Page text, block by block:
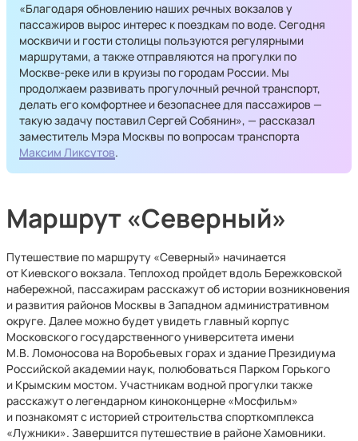
«Благодаря обновлению наших речных вокзалов у
пассажиров вырос интерес к поездкам по воде. Сегодня
москвичи и гости столицы пользуются регулярными
маршрутами, а также отправляются на прогулки по
Москве-реке или в круизы по городам России. Мы
продолжаем развивать прогулочный речной транспорт,
делать его комфортнее и безопаснее для пассажиров —
такую задачу поставил Сергей Собянин», — рассказал
заместитель Мэра Москвы по вопросам транспорта
Максим Ликсутов.
Маршрут «Северный»
Путешествие по маршруту «Северный» начинается
от Киевского вокзала. Теплоход пройдет вдоль Бережковской
набережной, пассажирам расскажут об истории возникновения
и развития районов Москвы в Западном административном
округе. Далее можно будет увидеть главный корпус
Московского государственного университета имени
М.В. Ломоносова на Воробьевых горах и здание Президиума
Российской академии наук, полюбоваться Парком Горького
и Крымским мостом. Участникам водной прогулки также
расскажут о легендарном киноконцерне «Мосфильм»
и познакомят с историей строительства спорткомплекса
«Лужники». Завершится путешествие в районе Хамовники.